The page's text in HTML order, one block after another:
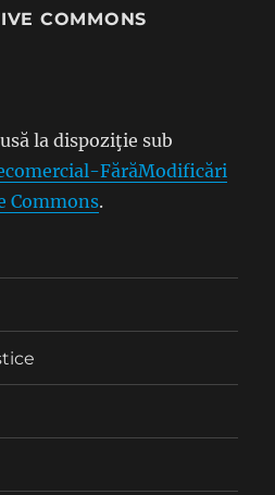
COMMONS
la dispoziţie sub
FărăModificări
Commons.